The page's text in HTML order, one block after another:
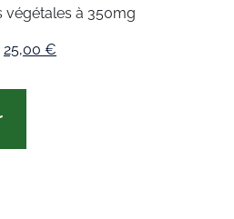
végétales à 350mg
25,00 €